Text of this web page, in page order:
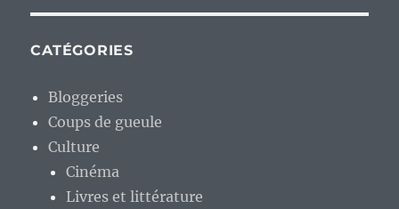
CATÉGORIES
Bloggeries
Coups de gueule
Culture
Cinéma
Livres et littérature